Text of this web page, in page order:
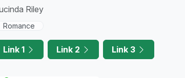
Riley
Romance
Link 1 Link 2 Link 3